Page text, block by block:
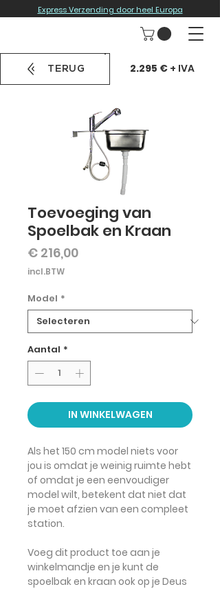
Express Verzending door heel Europa
Toevoeging van
Spoelbak en Kraan
€ 216,00Prijs
incl.BTW
Model *
Aantal *
IN WINKELWAGEN
Als het 150 cm model niets voor
jou is omdat je weinig ruimte hebt
of omdat je een eenvoudiger
model wilt, betekent dat niet dat
je moet afzien van een compleet
station.
Voeg dit product toe aan je
winkelmandje en je kunt de
spoelbak en kraan ook op je Deus
TERUG 2.295 €+ IVA